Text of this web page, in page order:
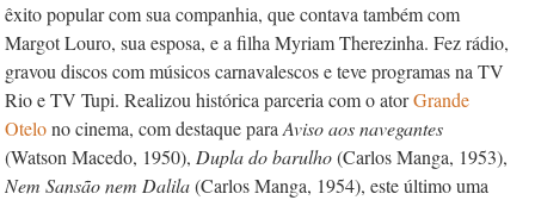
êxito popular com sua companhia, que contava também com
Margot Louro, sua esposa, e a filha Myriam Therezinha. Fez rádio,
gravou discos com músicos carnavalescos e teve programas na TV
Rio e TV Tupi. Realizou histórica parceria com o atorGrande
Otelono cinema, com destaque para Aviso aos navegantes
(Watson Macedo, 1950), Dupla do barulho(Carlos Manga, 1953),
Nem Sansão nem Dalila(Carlos Manga, 1954), este último uma